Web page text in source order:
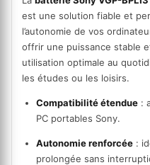
est une solution fiable et
l’autonomie de vos
offrir une puissance stable
utilisation optimale au
les études ou les loisirs.
Compatibilité étendue :
PC portables Sony.
Autonomie renforcée :
prolongée sans